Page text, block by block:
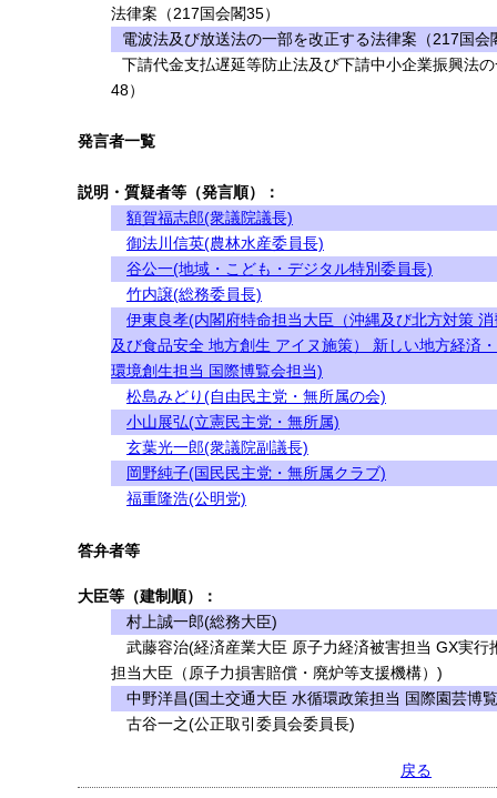
法律案（217国会閣35）
電波法及び放送法の一部を改正する法律案（217国会
下請代金支払遅延等防止法及び下請中小企業振興法
48）
発言者一覧
説明・質疑者等（発言順）：
額賀福志郎(衆議院議長)
御法川信英(農林水産委員長)
谷公一(地域・こども・デジタル特別委員長)
竹内譲(総務委員長)
伊東良孝(内閣府特命担当大臣（沖縄及び北方対策 消
及び食品安全 地方創生 アイヌ施策） 新しい地方経済
環境創生担当 国際博覧会担当)
松島みどり(自由民主党・無所属の会)
小山展弘(立憲民主党・無所属)
玄葉光一郎(衆議院副議長)
岡野純子(国民民主党・無所属クラブ)
福重隆浩(公明党)
答弁者等
大臣等（建制順）：
村上誠一郎(総務大臣)
武藤容治(経済産業大臣 原子力経済被害担当 GX実行
担当大臣（原子力損害賠償・廃炉等支援機構）)
中野洋昌(国土交通大臣 水循環政策担当 国際園芸博
古谷一之(公正取引委員会委員長)
戻る